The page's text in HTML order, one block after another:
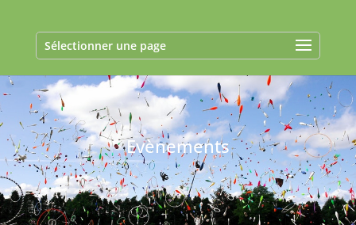
Sélectionner une page
Evènements